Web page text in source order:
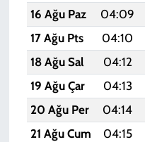
16 Ağu Paz
04:09
17 Ağu Pts
04:10
18 Ağu Sal
04:12
19 Ağu Çar
04:13
20 Ağu Per
04:14
21 Ağu Cum
04:15